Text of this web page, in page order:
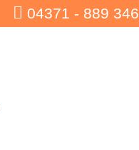
 04371 - 889 346